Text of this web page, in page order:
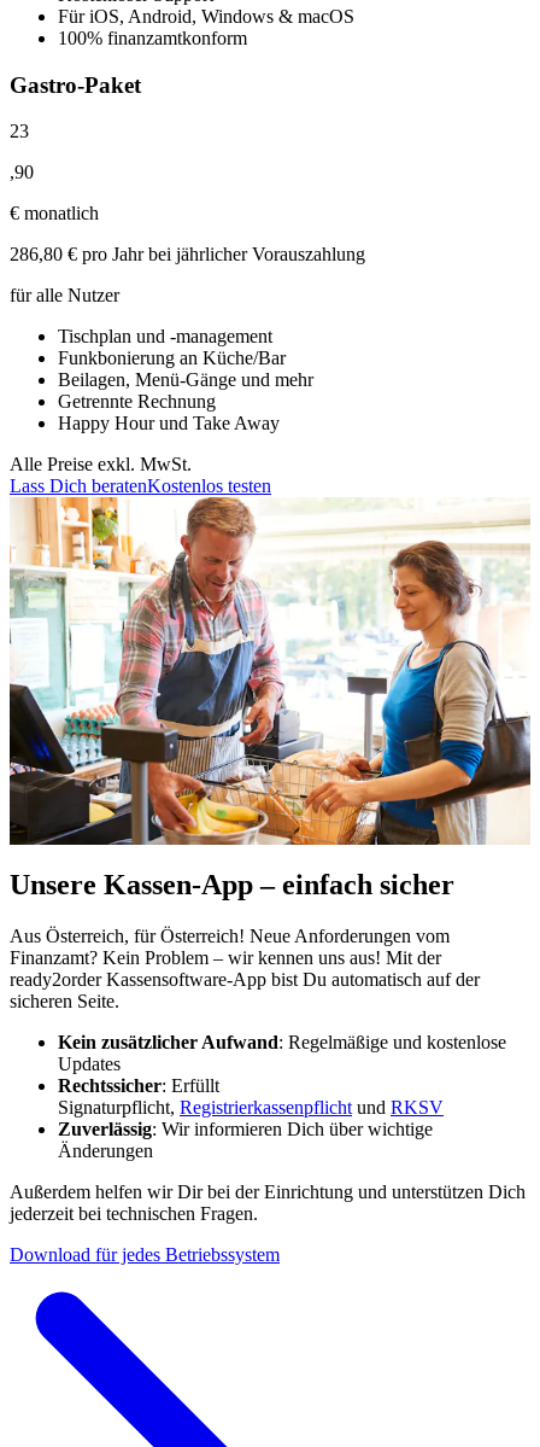
Für iOS, Android, Windows & macOS
100% finanzamtkonform
Gastro-Paket
23
,90
€ monatlich
286,80 € pro Jahr bei jährlicher Vorauszahlung
für alle Nutzer
Tischplan und -management
Funkbonierung an Küche/Bar
Beilagen, Menü-Gänge und mehr
Getrennte Rechnung
Happy Hour und Take Away
Alle Preise exkl. MwSt.
Lass Dich beratenKostenlos testen
Unsere Kassen-App – einfach sicher
Aus Österreich, für Österreich! Neue Anforderungen vom
Finanzamt? Kein Problem – wir kennen uns aus! Mit der
ready2order Kassensoftware-App bist Du automatisch auf der
sicheren Seite.
Kein zusätzlicher Aufwand: Regelmäßige und kostenlose
Updates
Rechtssicher: Erfüllt
Signaturpflicht, Registrierkassenpflicht und RKSV
Zuverlässig: Wir informieren Dich über wichtige
Änderungen
Außerdem helfen wir Dir bei der Einrichtung und unterstützen Dich
jederzeit bei technischen Fragen.
Download für jedes Betriebssystem